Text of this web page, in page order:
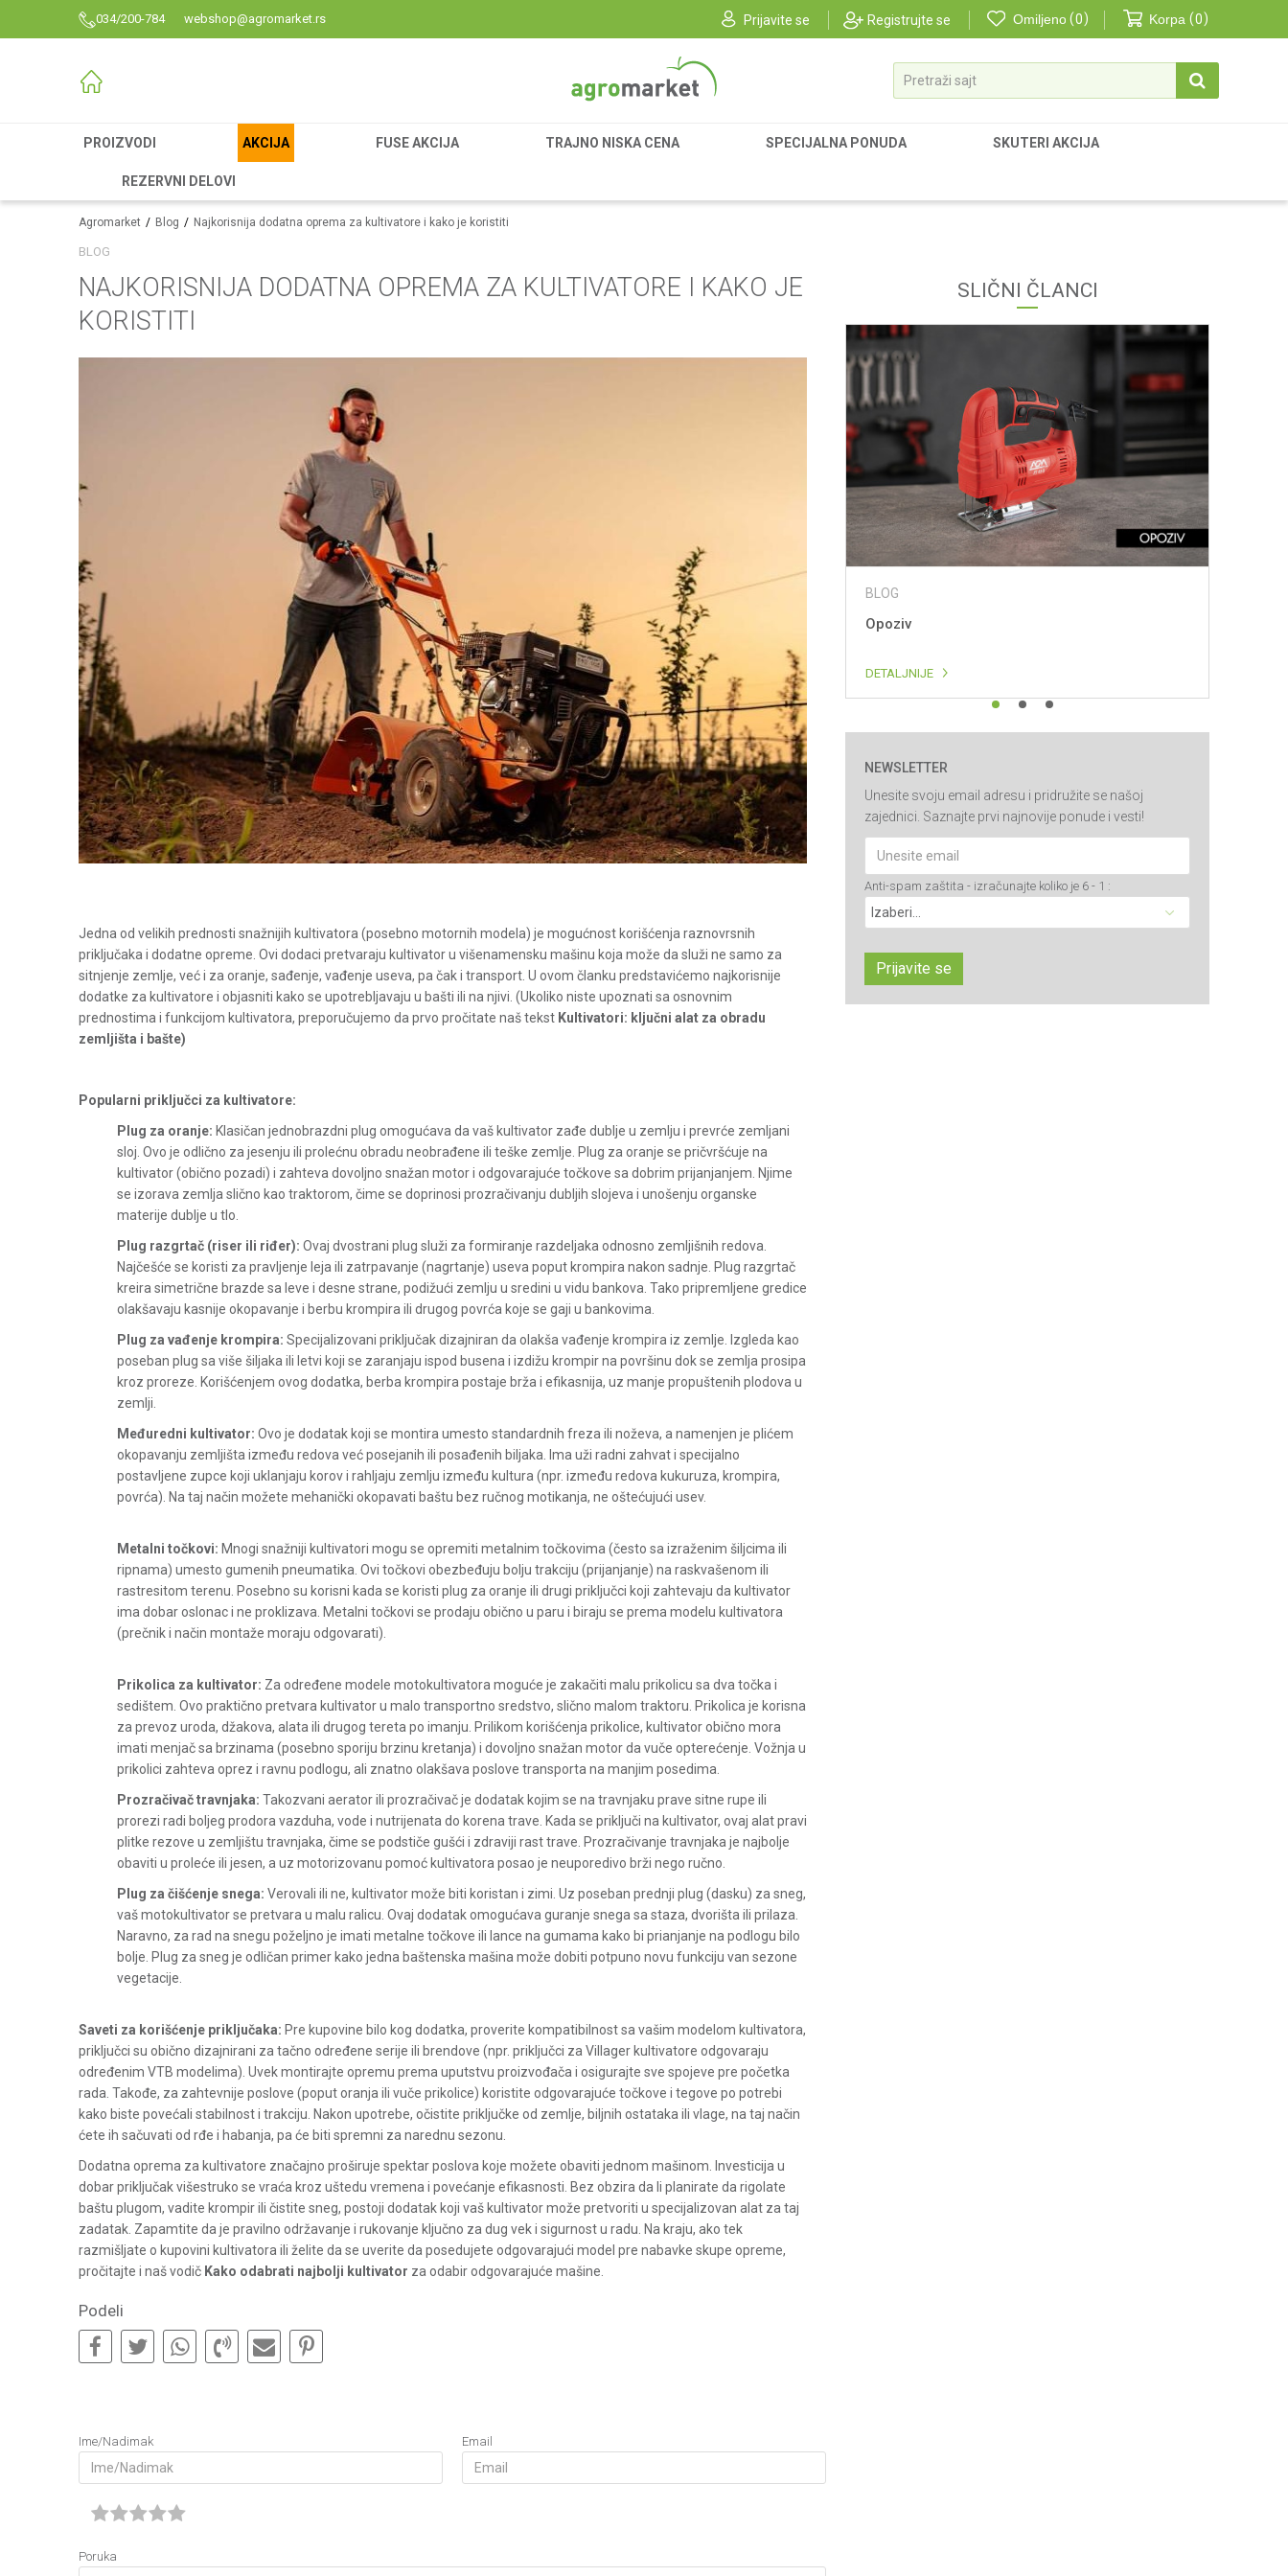
034/200-784 webshop@agromarket.rs Prijavite se Registrujte se Omiljeno 0 Korpa 0
Pretraži sajt
PROIZVODI AKCIJA FUSE AKCIJA TRAJNO NISKA CENA SPECIJALNA PONUDA SKUTERI AKCIJA
REZERVNI DELOVI
Agromarket Blog Najkorisnija dodatna oprema za kultivatore i kako je koristiti
BLOG
NAJKORISNIJA DODATNA OPREMA ZA KULTIVATORE I KAKO JE
KORISTITI
Jedna od velikih prednosti snažnijih kultivatora (posebno motornih modela) je mogućnost korišćenja raznovrsnih
priključaka i dodatne opreme. Ovi dodaci pretvaraju kultivator u višenamensku mašinu koja može da služi ne samo za
sitnjenje zemlje, već i za oranje, sađenje, vađenje useva, pa čak i transport. U ovom članku predstavićemo najkorisnije
dodatke za kultivatore i objasniti kako se upotrebljavaju u bašti ili na njivi. (Ukoliko niste upoznati sa osnovnim
prednostima i funkcijom kultivatora, preporučujemo da prvo pročitate naš tekst Kultivatori: ključni alat za obradu
zemljišta i bašte)
Popularni priključci za kultivatore:
Plug za oranje: Klasičan jednobrazdni plug omogućava da vaš kultivator zađe dublje u zemlju i prevrće zemljani
sloj. Ovo je odlično za jesenju ili prolećnu obradu neobrađene ili teške zemlje. Plug za oranje se pričvršćuje na
kultivator (obično pozadi) i zahteva dovoljno snažan motor i odgovarajuće točkove sa dobrim prijanjanjem. Njime
se izorava zemlja slično kao traktorom, čime se doprinosi prozračivanju dubljih slojeva i unošenju organske
materije dublje u tlo.
Plug razgrtač (riser ili riđer): Ovaj dvostrani plug služi za formiranje razdeljaka odnosno zemljišnih redova.
Najčešće se koristi za pravljenje leja ili zatrpavanje (nagrtanje) useva poput krompira nakon sadnje. Plug razgrtač
kreira simetrične brazde sa leve i desne strane, podižući zemlju u sredini u vidu bankova. Tako pripremljene gredice
olakšavaju kasnije okopavanje i berbu krompira ili drugog povrća koje se gaji u bankovima.
Plug za vađenje krompira: Specijalizovani priključak dizajniran da olakša vađenje krompira iz zemlje. Izgleda kao
poseban plug sa više šiljaka ili letvi koji se zaranjaju ispod busena i izdižu krompir na površinu dok se zemlja prosipa
kroz proreze. Korišćenjem ovog dodatka, berba krompira postaje brža i efikasnija, uz manje propuštenih plodova u
zemlji.
Međuredni kultivator: Ovo je dodatak koji se montira umesto standardnih freza ili noževa, a namenjen je plićem
okopavanju zemljišta između redova već posejanih ili posađenih biljaka. Ima uži radni zahvat i specijalno
postavljene zupce koji uklanjaju korov i rahljaju zemlju između kultura (npr. između redova kukuruza, krompira,
povrća). Na taj način možete mehanički okopavati baštu bez ručnog motikanja, ne oštećujući usev.
Metalni točkovi: Mnogi snažniji kultivatori mogu se opremiti metalnim točkovima (često sa izraženim šiljcima ili
ripnama) umesto gumenih pneumatika. Ovi točkovi obezbeđuju bolju trakciju (prijanjanje) na raskvašenom ili
rastresitom terenu. Posebno su korisni kada se koristi plug za oranje ili drugi priključci koji zahtevaju da kultivator
ima dobar oslonac i ne proklizava. Metalni točkovi se prodaju obično u paru i biraju se prema modelu kultivatora
(prečnik i način montaže moraju odgovarati).
Prikolica za kultivator: Za određene modele motokultivatora moguće je zakačiti malu prikolicu sa dva točka i
sedištem. Ovo praktično pretvara kultivator u malo transportno sredstvo, slično malom traktoru. Prikolica je korisna
za prevoz uroda, džakova, alata ili drugog tereta po imanju. Prilikom korišćenja prikolice, kultivator obično mora
imati menjač sa brzinama (posebno sporiju brzinu kretanja) i dovoljno snažan motor da vuče opterećenje. Vožnja u
prikolici zahteva oprez i ravnu podlogu, ali znatno olakšava poslove transporta na manjim posedima.
Prozračivač travnjaka: Takozvani aerator ili prozračivač je dodatak kojim se na travnjaku prave sitne rupe ili
prorezi radi boljeg prodora vazduha, vode i nutrijenata do korena trave. Kada se priključi na kultivator, ovaj alat pravi
plitke rezove u zemljištu travnjaka, čime se podstiče gušći i zdraviji rast trave. Prozračivanje travnjaka je najbolje
obaviti u proleće ili jesen, a uz motorizovanu pomoć kultivatora posao je neuporedivo brži nego ručno.
Plug za čišćenje snega: Verovali ili ne, kultivator može biti koristan i zimi. Uz poseban prednji plug (dasku) za sneg,
vaš motokultivator se pretvara u malu ralicu. Ovaj dodatak omogućava guranje snega sa staza, dvorišta ili prilaza.
Naravno, za rad na snegu poželjno je imati metalne točkove ili lance na gumama kako bi prianjanje na podlogu bilo
bolje. Plug za sneg je odličan primer kako jedna baštenska mašina može dobiti potpuno novu funkciju van sezone
vegetacije.
Saveti za korišćenje priključaka: Pre kupovine bilo kog dodatka, proverite kompatibilnost sa vašim modelom kultivatora,
priključci su obično dizajnirani za tačno određene serije ili brendove (npr. priključci za Villager kultivatore odgovaraju
određenim VTB modelima). Uvek montirajte opremu prema uputstvu proizvođača i osigurajte sve spojeve pre početka
rada. Takođe, za zahtevnije poslove (poput oranja ili vuče prikolice) koristite odgovarajuće točkove i tegove po potrebi
kako biste povećali stabilnost i trakciju. Nakon upotrebe, očistite priključke od zemlje, biljnih ostataka ili vlage, na taj način
ćete ih sačuvati od rđe i habanja, pa će biti spremni za narednu sezonu.
Dodatna oprema za kultivatore značajno proširuje spektar poslova koje možete obaviti jednom mašinom. Investicija u
dobar priključak višestruko se vraća kroz uštedu vremena i povećanje efikasnosti. Bez obzira da li planirate da rigolate
baštu plugom, vadite krompir ili čistite sneg, postoji dodatak koji vaš kultivator može pretvoriti u specijalizovan alat za taj
zadatak. Zapamtite da je pravilno održavanje i rukovanje ključno za dug vek i sigurnost u radu. Na kraju, ako tek
razmišljate o kupovini kultivatora ili želite da se uverite da posedujete odgovarajući model pre nabavke skupe opreme,
pročitajte i naš vodič Kako odabrati najbolji kultivator za odabir odgovarajuće mašine.
Podeli
Ime/Nadimak Email
Poruka
SLIČNI ČLANCI
Električni vs. benzinski kultivatori
DETALJNIJE
BLOG
Opoziv
DETALJNIJE
1 2 3
NEWSLETTER
Unesite svoju email adresu i pridružite se našoj
zajednici. Saznajte prvi najnovije ponude i vesti!
Anti-spam zaštita - izračunajte koliko je 6 - 1 :
Prijavite se